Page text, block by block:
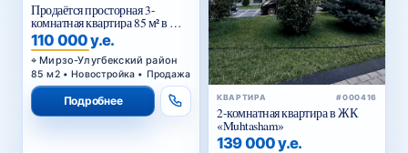
Продаётся просторная 3-
комнатная квартира 85 м² в ЖК
Golden House — Мирзо-
Улугбекский район
110 000 у.е.
Мирзо-Улугбекский район
85 м2 • Новостройка • Продажа
Подробнее КВАРТИРА #000416
2-комнатная квартира в ЖК
«Muhtasham»
139 000 у.е.